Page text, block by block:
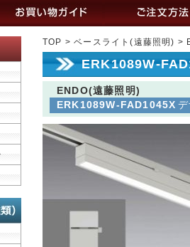
TOP >ベースライト(遠藤照明) >
ERK1089W-
ENDO(遠藤照明)
ERK1089W-FAD1045X